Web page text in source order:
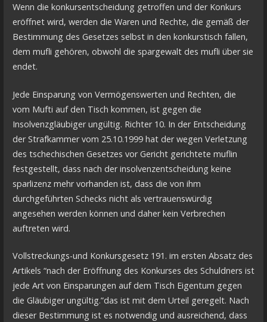
Wenn die konkursentscheidung getroffen und der Konkurs
eröffnet wird, werden die Waren und Rechte, die gemäß der
Bestimmung des Gesetzes selbst in den konkurstisch fallen,
dem mufli gehören, obwohl die spargewalt des mufli über sie
endet.
Jede Einsparung von Vermögenswerten und Rechten, die
vom Mufti auf den Tisch kommen, ist gegen die
Insolvenzgläubiger ungültig. Richter 10. In der Entscheidung
der Strafkammer vom 25.10.1999 hat der wegen Verletzung
des tschechischen Gesetzes vor Gericht gerichtete muflin
festgestellt, dass nach der insolvenzentscheidung keine
sparlizenz mehr vorhanden ist, dass die von ihm
durchgeführten Schecks nicht als vertrauenswürdig
angesehen werden können und daher kein Verbrechen
auftreten wird.
Vollstreckungs-und Konkursgesetz 191. im ersten Absatz des
Artikels “nach der Eröffnung des Konkurses des Schuldners ist
jede Art von Einsparungen auf dem Tisch Eigentum gegen
die Gläubiger ungültig.”das ist mit dem Urteil geregelt. Nach
dieser Bestimmung ist es notwendig und ausreichend, dass